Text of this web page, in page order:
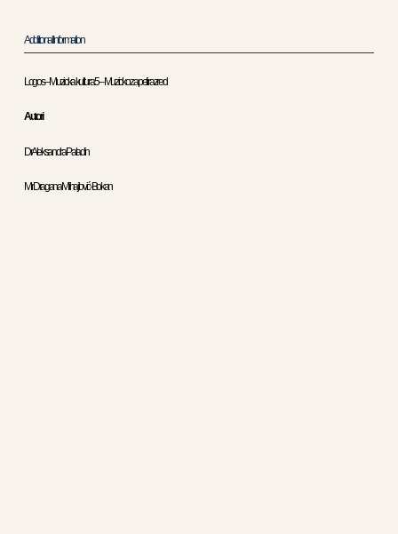
Additional Information
Logos – Muzicka kultura 5 – Muzicko za peti razred
Autori
Dr Aleksandra Paladin
Mr Dragana Mihajlović-Bokan